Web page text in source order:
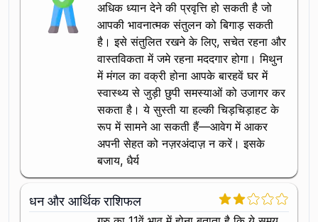
अधिक ध्यान देने की प्रवृत्ति हो सकती है जो
आपकी भावनात्मक संतुलन को बिगाड़ सकती
है। इसे संतुलित रखने के लिए, सचेत रहना और
वास्तविकता में जमे रहना मददगार होगा। मिथुन
में मंगल का वक्री होना आपके बारहवें घर में
स्वास्थ्य से जुड़ी छुपी समस्याओं को उजागर कर
सकता है। ये सुस्ती या हल्की चिड़चिड़ाहट के
रूप में सामने आ सकती हैं—आवेग में आकर
अपनी सेहत को नज़रअंदाज़ न करें। इसके
बजाय, धैर्य
धन और आर्थिक राशिफल